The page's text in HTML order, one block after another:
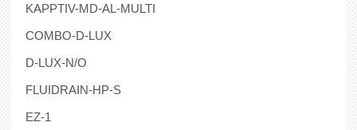
KAPPTIV-MD-AL-MULTI
COMBO-D-LUX
D-LUX-N/O
FLUIDRAIN-HP-S
EZ-1